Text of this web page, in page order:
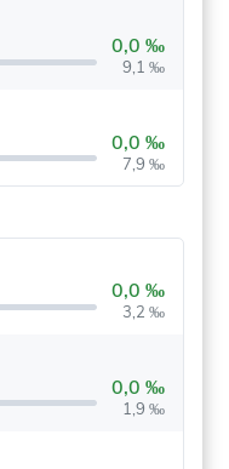
0,0 ‰
9,1 ‰
0,0 ‰
7,9 ‰
0,0 ‰
3,2 ‰
0,0 ‰
1,9 ‰